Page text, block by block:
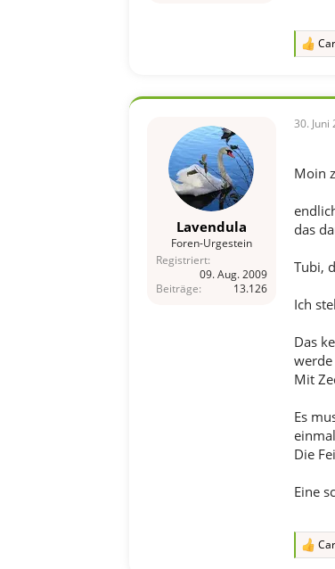
R
i
n
Lavendula
Foren-Urgestein
Registriert
09. Aug. 2009
Beiträge
13.126
30. Juni
Moin
das
Tubi,
Ich
Das
Mit
Es
Die
Eine
R